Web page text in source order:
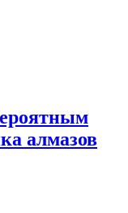
алмазов